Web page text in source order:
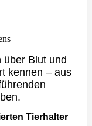
über Blut und
kennen – aus
Tierhalter